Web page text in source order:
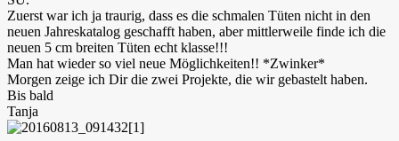
Zuerst war ich ja traurig, dass es die schmalen Tüten nicht in den
neuen Jahreskatalog geschafft haben, aber mittlerweile finde ich die
neuen 5 cm breiten Tüten echt klasse!!!
Man hat wieder so viel neue Möglichkeiten!! *Zwinker*
Morgen zeige ich Dir die zwei Projekte, die wir gebastelt haben.
Bis bald
Tanja